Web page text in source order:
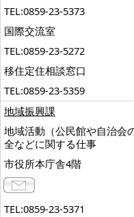
TEL:0859-23-5373
国際交流室
TEL:0859-23-5272
移住定住相談窓口
TEL:0859-23-5359
地域振興課
地域活動（公民館や自治会
全などに関する仕事
市役所本庁舎4階
TEL:0859-23-5371